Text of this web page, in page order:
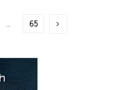
… 65